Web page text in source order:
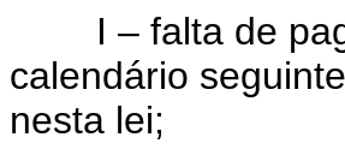
I – falta de
calendário
nesta lei;